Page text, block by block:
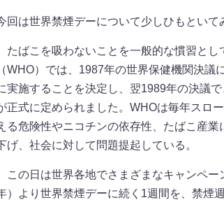
回は世界禁煙デーについて少しひもといて
たばこを吸わないことを一般的な慣習とし
（WHO）では、1987年の世界保健機関決
実施することを決定し、翌1989年の決議
正式に定められました。WHOは毎年スロ
る危険性やニコチンの依存性、たばこ産
げ、社会に対して問題提起している。
この日は世界各地でさまざまなキャンペー
）より世界禁煙デーに続く1週間を、禁煙